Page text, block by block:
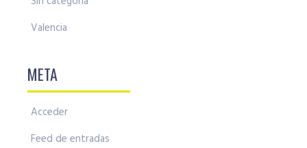
Valencia
META
Acceder
Feed de entradas